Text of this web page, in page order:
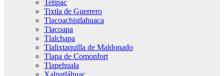
Tetipac
Tixtla de Guerrero
Tlacoachistlahuaca
Tlacoapa
Tlalchapa
Tlalixtaquilla de Maldonado
Tlapa de Comonfort
Tlapehuala
Xalpatláhuac